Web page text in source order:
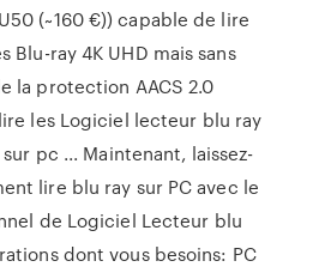
(~160 €)) capable de lire
Blu-ray 4K UHD mais sans
la protection AACS 2.0
les Logiciel lecteur blu ray
pc ... Maintenant, laissez-
lire blu ray sur PC avec le
de Logiciel Lecteur blu
dont vous besoins: PC